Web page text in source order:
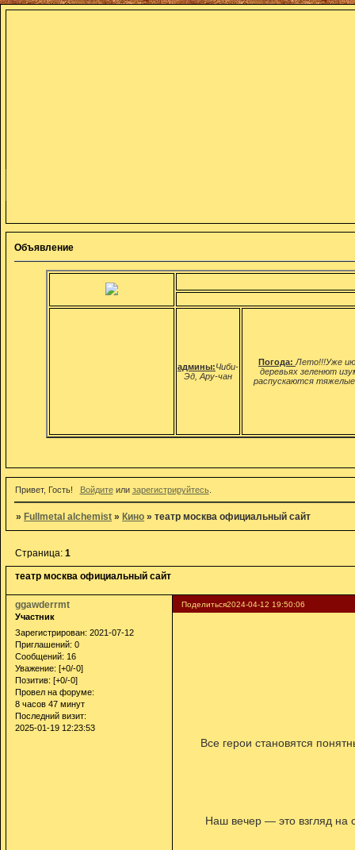
Объявление
админы:Чиби-
Эд, Ару-чан
Погода: Лето!!!Уже
деревьях зеленют
распускаются
Привет, Гость! Войдитеили зарегистрируйтесь.
» Fullmetal alchemist » Кино »театр москва официальный сайт
театр москва официальный сайт
Страница:1
Поделиться2024-04-12 19:50:06
ggawderrmt
Участник
Зарегистрирован: 2021-07-12
Приглашений: 0
Сообщений: 16
Уважение: [+0/-0]
Позитив: [+0/-0]
Провел на форуме:
8 часов 47 минут
Последний визит:
2025-01-19 12:23:53
Все герои становятся
Наш вечер — это взгляд на